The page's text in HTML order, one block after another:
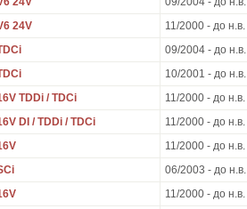
24V
11/2000 - до н.в.
09/2004 - до н.в.
10/2001 - до н.в.
TDDi / TDCi
11/2000 - до н.в.
DI / TDDi / TDCi
11/2000 - до н.в.
11/2000 - до н.в.
06/2003 - до н.в.
11/2000 - до н.в.